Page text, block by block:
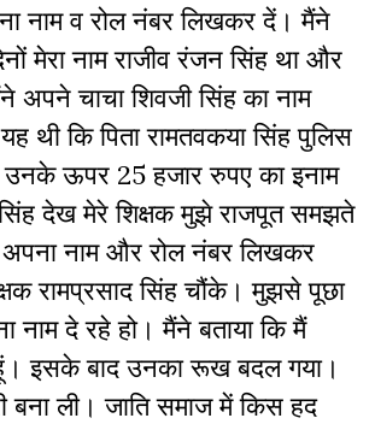
नाम व रोल नंबर लिखकर दें। मैंने
मेरा नाम राजीव रंजन सिंह था और
अपने चाचा शिवजी सिंह का नाम
थी कि पिता रामतवकया सिंह पुलिस
उनके ऊपर 25 हजार रुपए का इनाम
देख मेरे शिक्षक मुझे राजपूत समझते
नाम और रोल नंबर लिखकर
रामप्रसाद सिंह चौंके। मुझसे पूछा
नाम दे रहे हो। मैंने बताया कि मैं
इसके बाद उनका रूख बदल गया।
बना ली। जाति समाज में किस हद